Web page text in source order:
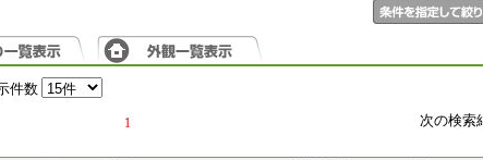
件数
1 次の検